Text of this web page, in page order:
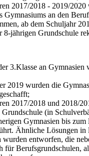
2017/2018 - 2019/2020
Gymnasiums an den
ab dem Schuljahr
8-jährigen Grundschule
3.Klasse an Gymnasien
2019 wurden die
2017/2018 und 2018/
(in
Gymnasien bis zum
Ähnliche Lösungen in
wurden entworfen, die
für Berufsgrundschulen,